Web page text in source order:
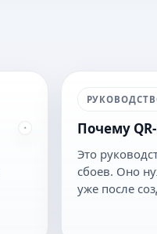
Почему
Это
сбоев. Оно
уже после